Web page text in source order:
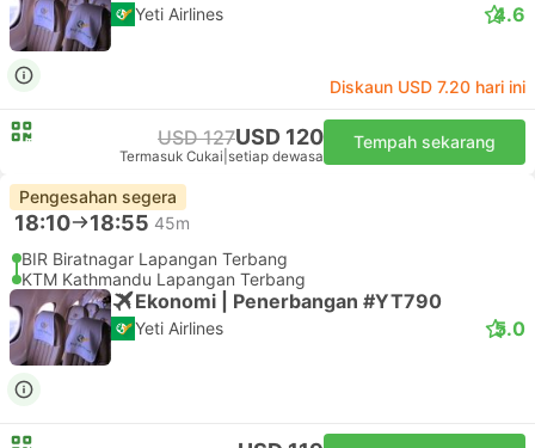
Yeti Airlines 4.6
Diskaun USD 7.20 hari ini
USD 127USD 120
Termasuk Cukai setiap dewasa
Tempah sekarang
Pengesahan segera
18:10 18:55 45m
BIR Biratnagar Lapangan Terbang
KTM Kathmandu Lapangan Terbang
Ekonomi | Penerbangan #YT790
Yeti Airlines 5.0